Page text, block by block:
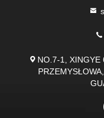
NO.7-1, XINGYE